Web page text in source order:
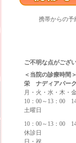
携帯からの予
ご不明な点がござ
＜当院の診療時間
栄 ナディアパー
月・火・水・木・
10：00～13：00
土曜日
10：00～13：00
休診日
日・祝